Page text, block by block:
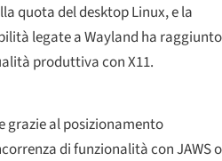
quota del desktop Linux, e la
legate a Wayland ha raggiunto
produttiva con X11.
grazie al posizionamento
di funzionalità con JAWS o